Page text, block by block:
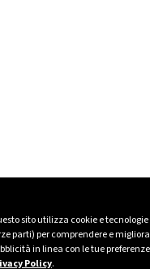
sito utilizza cookie e
parti) per comprendere e
in linea con le tue
Policy.